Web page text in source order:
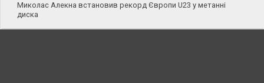
Миколас Алекна встановив рекорд Європи U23 у метанні
диска